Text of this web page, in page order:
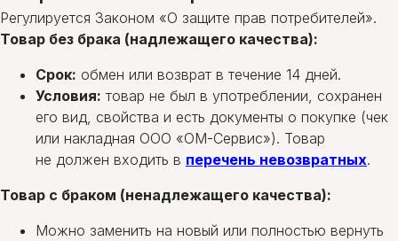
Регулируется Законом «О защите прав потребителей».
Товар без брака (надлежащего качества):
Срок: обмен или возврат в течение 14 дней.
Условия: товар не был в употреблении, сохранен
его вид, свойства и есть документы о покупке (чек
или накладная ООО «ОМ-Сервис»). Товар
не должен входить в перечень невозвратных.
Товар с браком (ненадлежащего качества):
Можно заменить на новый или полностью вернуть